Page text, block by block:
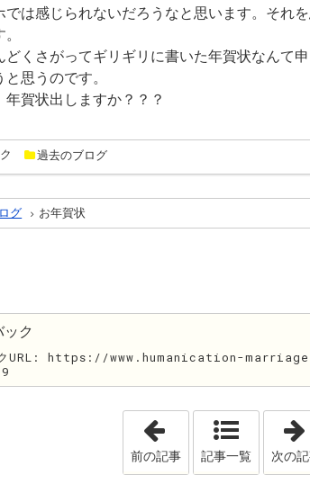
では感じられないだろうなと思います。それ
どくさがってギリギリに書いた年賀状なんて
思うのです。
年賀状出しますか？？？
過去のブログ
グ お年賀状
ック
ックURL: https://www.humanication-
「年末好日」
前の記事 記事一覧 次の